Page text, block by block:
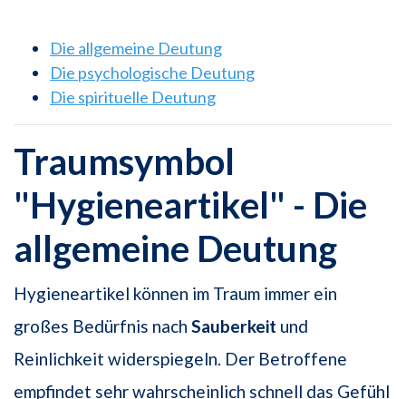
Die allgemeine Deutung
Die psychologische Deutung
Die spirituelle Deutung
Traumsymbol
"Hygieneartikel" - Die
allgemeine Deutung
Hygieneartikel können im Traum immer ein
großes Bedürfnis nach Sauberkeit und
Reinlichkeit widerspiegeln. Der Betroffene
empfindet sehr wahrscheinlich schnell das Gefühl